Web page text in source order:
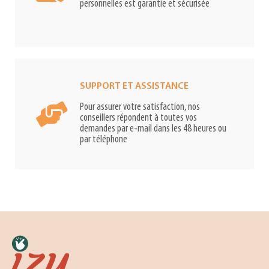
personnelles est garantie et sécurisée
SUPPORT ET ASSISTANCE
Pour assurer votre satisfaction, nos
conseillers répondent à toutes vos
demandes par e-mail dans les 48 heures ou
par téléphone